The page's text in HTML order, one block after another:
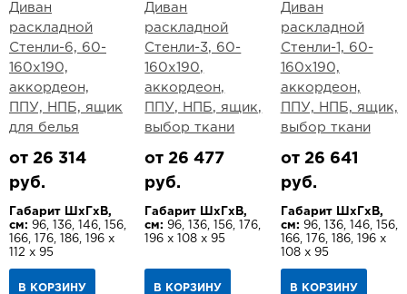
Диван
раскладной
Стенли-6, 60-
160х190,
аккордеон,
ППУ, НПБ, ящик
для белья
от 26 314
руб.
Габарит ШхГхВ,
см: 96, 136, 146, 156,
166, 176, 186, 196 х
112 х 95
В КОРЗИНУ
Диван
раскладной
Стенли-3, 60-
160х190,
аккордеон,
ППУ, НПБ, ящик,
выбор ткани
от 26 477
руб.
Габарит ШхГхВ,
см: 96, 136, 156, 176,
196 х 108 х 95
В КОРЗИНУ
Диван
раскладной
Стенли-1, 60-
160х190,
аккордеон,
ППУ, НПБ, ящик,
выбор ткани
от 26 641
руб.
Габарит ШхГхВ,
см: 96, 136, 146, 156,
166, 176, 186, 196 х
108 х 95
В КОРЗИНУ